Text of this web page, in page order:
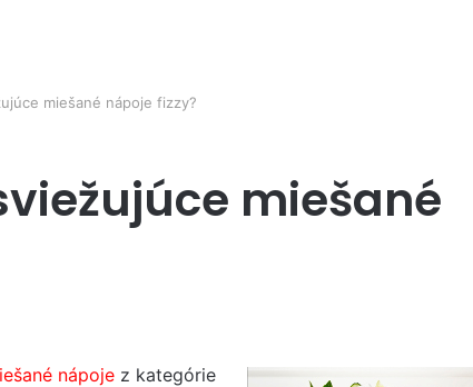
miešané nápoje fizzy?
miešané
nápoje z kategórie